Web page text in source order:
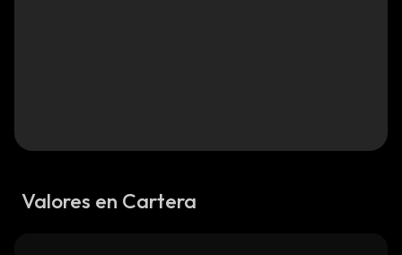
Valores en Cartera